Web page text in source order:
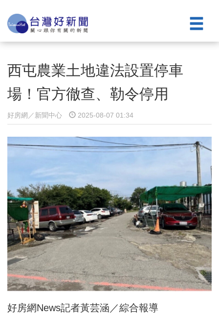
西屯農業土地違法設置停車
場！官方徹查、勒令停用
好房網／新聞中心 2025-08-07 01:34
好房網News記者黃芸涵／綜合報導